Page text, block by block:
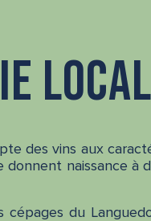
des vins aux
naissance à
cépages du